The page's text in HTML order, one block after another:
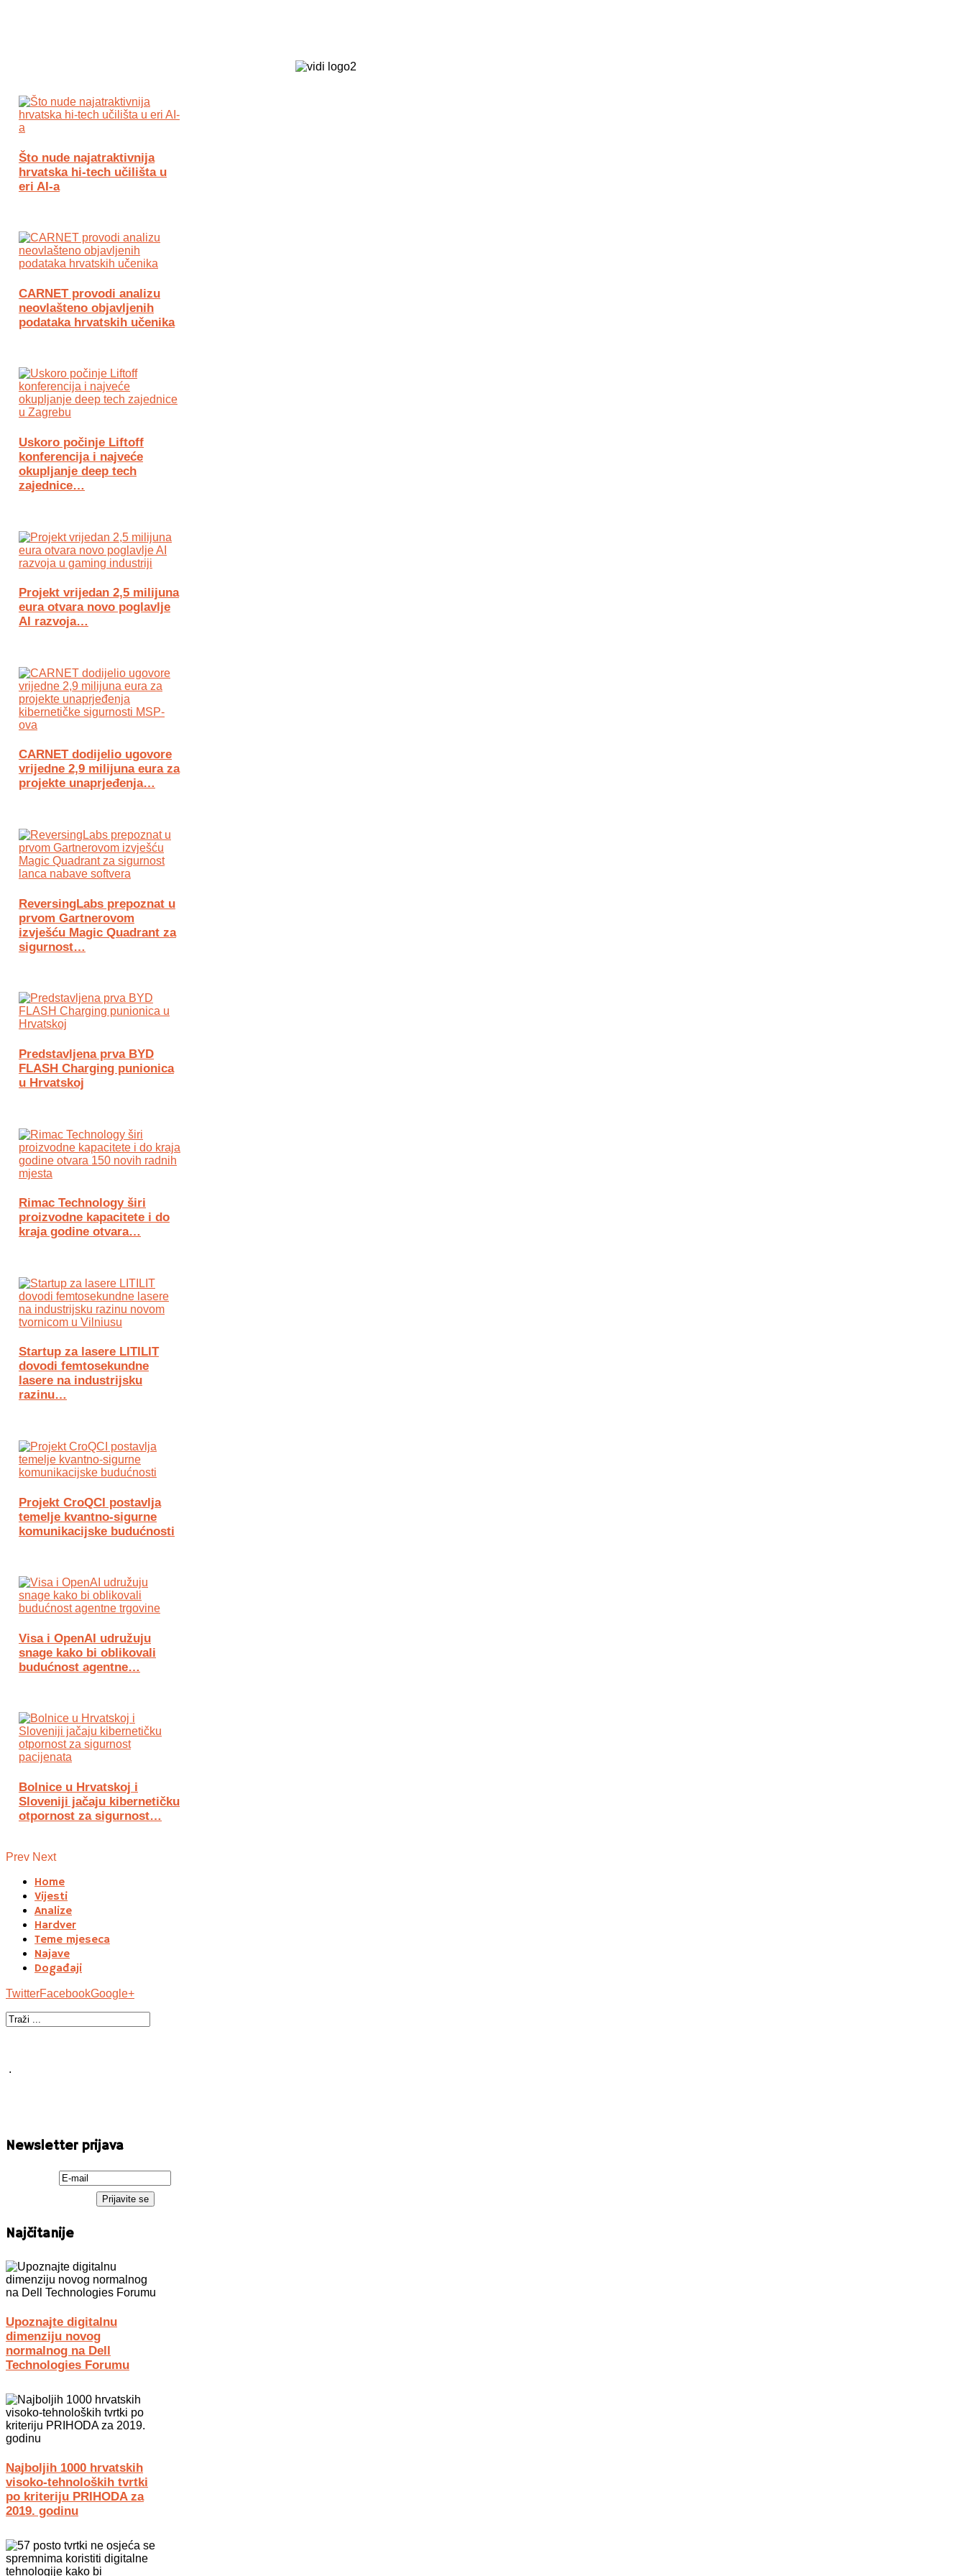
Što nude najatraktivnija
hrvatska hi-tech učilišta u
eri AI-a
CARNET provodi analizu
neovlašteno objavljenih
podataka hrvatskih učenika
Uskoro počinje Liftoff
konferencija i najveće
okupljanje deep tech
zajednice…
Projekt vrijedan 2,5 milijuna
eura otvara novo poglavlje
AI razvoja…
CARNET dodijelio ugovore
vrijedne 2,9 milijuna eura za
projekte unaprjeđenja…
ReversingLabs prepoznat u
prvom Gartnerovom
izvješću Magic Quadrant za
sigurnost…
Predstavljena prva BYD
FLASH Charging punionica
u Hrvatskoj
Rimac Technology širi
proizvodne kapacitete i do
kraja godine otvara…
Startup za lasere LITILIT
dovodi femtosekundne
lasere na industrijsku
razinu…
Projekt CroQCI postavlja
temelje kvantno-sigurne
komunikacijske budućnosti
Visa i OpenAI udružuju
snage kako bi oblikovali
budućnost agentne…
Bolnice u Hrvatskoj i
Sloveniji jačaju kibernetičku
otpornost za sigurnost…
Prev Next
Home
Vijesti
Analize
Hardver
Teme mjeseca
Najave
Događaji
TwitterFacebookGoogle+
.
Newsletter prijava
Najčitanije
Upoznajte digitalnu
dimenziju novog
normalnog na Dell
Technologies Forumu
Najboljih 1000 hrvatskih
visoko-tehnoloških tvrtki
po kriteriju PRIHODA za
2019. godinu